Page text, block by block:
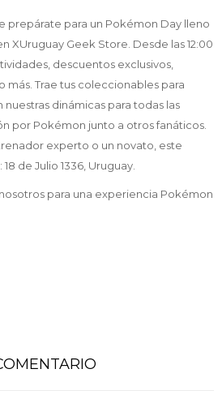
prepárate para un Pokémon Day lleno
XUruguay Geek Store. Desde las 12:00
descuentos exclusivos,
más. Trae tus coleccionables para
dinámicas para todas las
por Pokémon junto a otros fanáticos.
experto o un novato, este
de Julio 1336, Uruguay.
para una experiencia Pokémon